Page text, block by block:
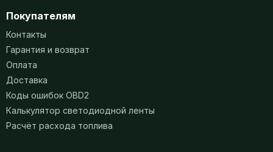
Покупателям
Контакты
Гарантия и возврат
Оплата
Доставка
Коды ошибок OBD2
Калькулятор светодиодной ленты
Расчёт расхода топлива